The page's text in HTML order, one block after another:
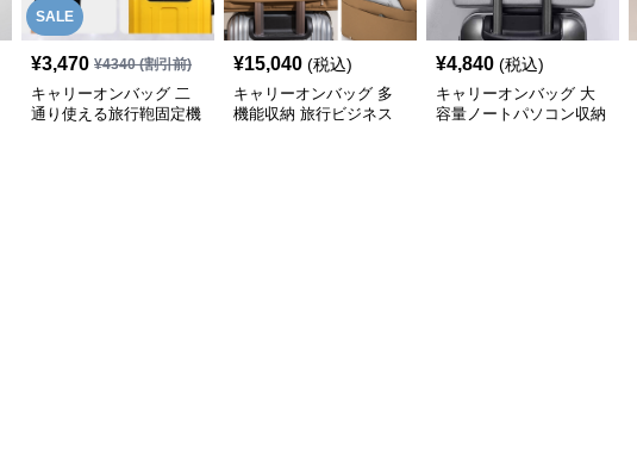
SALE
¥3,470 ¥4340(割引前)
キャリーオンバッグ 二
通り使える旅行鞄固定機
¥15,040 (税込)
キャリーオンバッグ 多
機能収納 旅行ビジネス
¥4,840 (税込)
キャリーオンバッグ 大
容量ノートパソコン収納